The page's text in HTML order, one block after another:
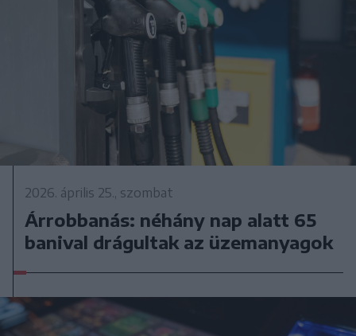
2026. április 25., szombat
Árrobbanás: néhány nap alatt 65
banival drágultak az üzemanyagok